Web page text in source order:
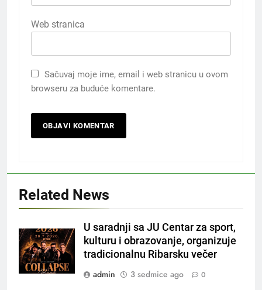
Web stranica
Sačuvaj moje ime, email i web stranicu u ovom
browseru za buduće komentare.
Related News
U saradnji sa JU Centar za sport,
kulturu i obrazovanje, organizuje
tradicionalnu Ribarsku večer
admin
3 sedmice ago 0